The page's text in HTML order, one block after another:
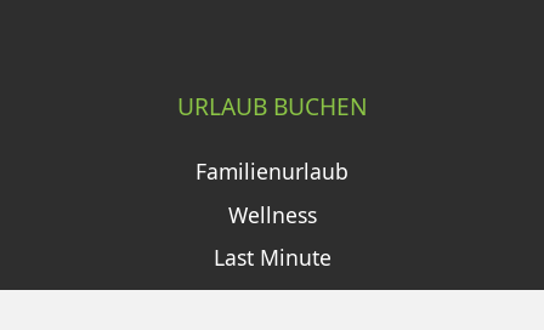
URLAUB BUCHEN
Familienurlaub
Wellness
Last Minute